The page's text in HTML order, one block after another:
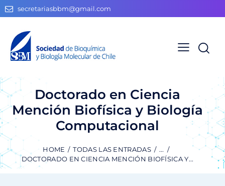
secretariasbbm@gmail.com
Doctorado en Ciencia
Mención Biofísica y Biología
Computacional
HOME TODAS LAS ENTRADAS
...
DOCTORADO EN CIENCIA MENCIÓN BIOFÍSICA Y...